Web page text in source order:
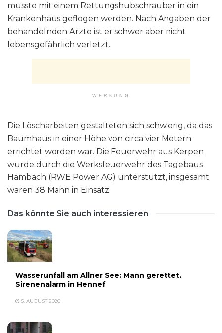
musste mit einem Rettungshubschrauber in ein
Krankenhaus geflogen werden. Nach Angaben der
behandelnden Ärzte ist er schwer aber nicht
lebensgefährlich verletzt.
WERBUNG
Die Löscharbeiten gestalteten sich schwierig, da das
Baumhaus in einer Höhe von circa vier Metern
errichtet worden war. Die Feuerwehr aus Kerpen
wurde durch die Werksfeuerwehr des Tagebaus
Hambach (RWE Power AG) unterstützt, insgesamt
waren 38 Mann in Einsatz.
Das könnte Sie auch interessieren
Wasserunfall am Allner See: Mann gerettet,
Sirenenalarm in Hennef
5. AUGUST 2026